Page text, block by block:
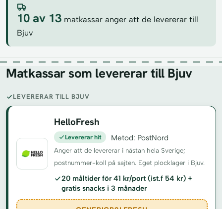
10 av 13 matkassar anger att de levererar till
Bjuv
Matkassar som levererar till Bjuv
LEVERERAR TILL BJUV
HelloFresh
Levererar hit Metod: PostNord
Anger att de levererar i nästan hela Sverige;
postnummer-koll på sajten. Eget plocklager i Bjuv.
20 måltider för 41 kr/port (ist.f 54 kr) +
gratis snacks i 3 månader